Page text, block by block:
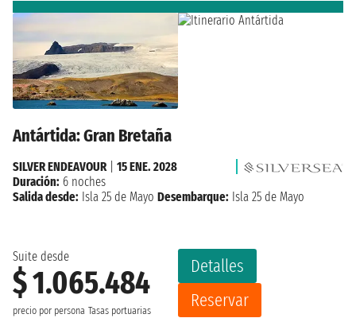
Antártida: Gran Bretaña
Suite desde
$ 1.065.484
precio por persona Tasas portuarias
Detalles
Reservar
SILVER ENDEAVOUR| 15 ENE. 2028
Duración: 6 noches
Salida desde: Isla 25 de Mayo Desembarque: Isla 25 de Mayo